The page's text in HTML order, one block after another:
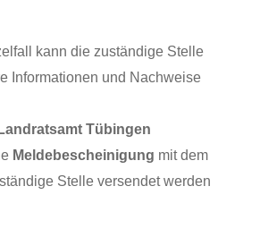
kann die zuständige Stelle
Informationen und Nachweise
Tübingen
Meldebescheinigung mit dem
Stelle versendet werden